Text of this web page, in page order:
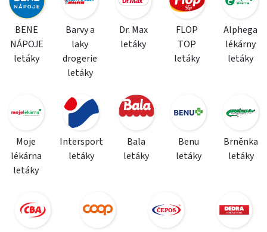
BENE
NÁPOJE
letáky
Barvy a
laky
drogerie
letáky
Dr. Max
letáky
FLOP
TOP
letáky
Alphega
lékárny
letáky
Moje
lékárna
letáky
Intersport
letáky
Bala
letáky
Benu
letáky
Brněnka
letáky